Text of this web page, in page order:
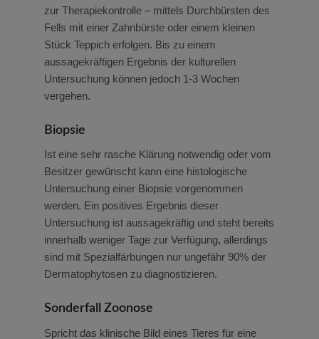
zur Therapiekontrolle – mittels Durchbürsten des
Fells mit einer Zahnbürste oder einem kleinen
Stück Teppich erfolgen. Bis zu einem
aussagekräftigen Ergebnis der kulturellen
Untersuchung können jedoch 1-3 Wochen
vergehen.
Biopsie
Ist eine sehr rasche Klärung notwendig oder vom
Besitzer gewünscht kann eine histologische
Untersuchung einer Biopsie vorgenommen
werden. Ein positives Ergebnis dieser
Untersuchung ist aussagekräftig und steht bereits
innerhalb weniger Tage zur Verfügung, allerdings
sind mit Spezialfärbungen nur ungefähr 90% der
Dermatophytosen zu diagnostizieren.
Sonderfall Zoonose
Spricht das klinische Bild eines Tieres für eine